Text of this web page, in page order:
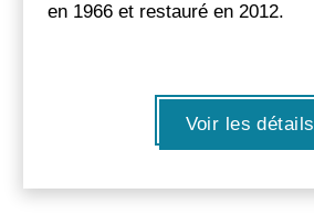
en 1966 et restauré en 2012.
Voir les détails